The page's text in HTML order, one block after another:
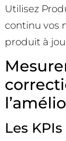
Utilisez
continu vos
produit à
Les